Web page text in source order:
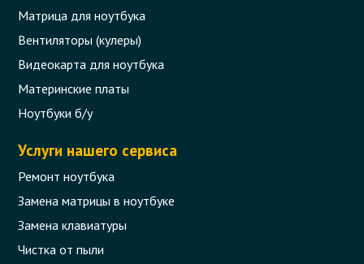
Матрица для ноутбука
Вентиляторы (кулеры)
Видеокарта для ноутбука
Материнские платы
Ноутбуки б/у
Услуги нашего сервиса
Ремонт ноутбука
Замена матрицы в ноутбуке
Замена клавиатуры
Чистка от пыли